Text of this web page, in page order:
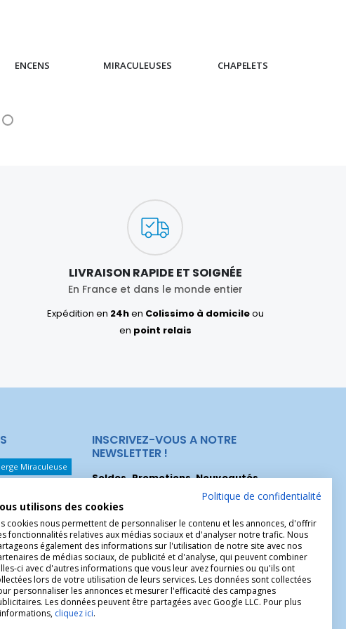
ENCENS MIRACULEUSES CHAPELETS
LIVRAISON RAPIDE ET SOIGNÉE
En France et dans le monde entier
Expédition en 24hen Colissimo à domicileou
en point relais
Miraculeuse
Les Noeuds
Thérèse
Saint Christophe
INSCRIVEZ-VOUS A NOTRE
NEWSLETTER !
Soldes, Promotions, Nouveautés...
Inscrivez-vous maintenant pour recevoir
nos meilleures offres.
Politique de confidentialité
utilisons des cookies
cookies nous permettent de personnaliser le contenu et les annonces, d'offrir
fonctionnalités relatives aux médias sociaux et d'analyser notre trafic. Nous
également des informations sur l'utilisation de notre site avec nos
de médias sociaux, de publicité et d'analyse, qui peuvent combiner
ci avec d'autres informations que vous leur avez fournies ou qu'ils ont
lors de votre utilisation de leurs services. Les données sont collectées
personnaliser les annonces et mesurer l'efficacité des campagnes
Les données peuvent être partagées avec Google LLC. Pour plus
cliquez ici.